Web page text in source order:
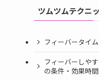
ツムツムテクニ
フィーバータイ
フィーバーしや
の条件・効果時